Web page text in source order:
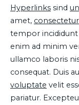
Hyperlinks sind
amet, consectetur
tempor incididunt
enim ad minim
ullamco laboris
consequat. Duis
voluptate velit
pariatur.